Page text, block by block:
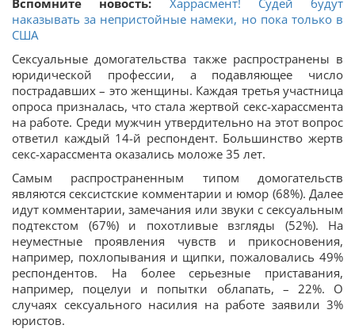
Вспомните новость:
Харрасмент! Судей будут
наказывать за непристойные намеки, но пока только в
США
Сексуальные домогательства также распространены в
юридической профессии, а подавляющее число
пострадавших – это женщины. Каждая третья участница
опроса призналась, что стала жертвой секс-харассмента
на работе. Среди мужчин утвердительно на этот вопрос
ответил каждый 14-й респондент. Большинство жертв
секс-харассмента оказались моложе 35 лет.
Самым распространенным типом домогательств
являются сексистские комментарии и юмор (68%). Далее
идут комментарии, замечания или звуки с сексуальным
подтекстом (67%) и похотливые взгляды (52%). На
неуместные проявления чувств и прикосновения,
например, похлопывания и щипки, пожаловались 49%
респондентов. На более серьезные приставания,
например, поцелуи и попытки облапать, – 22%. О
случаях сексуального насилия на работе заявили 3%
юристов.